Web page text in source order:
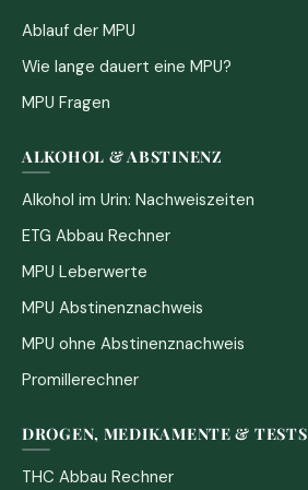
Ablauf der MPU
Wie lange dauert eine MPU?
MPU Fragen
ALKOHOL & ABSTINENZ
Alkohol im Urin: Nachweiszeiten
ETG Abbau Rechner
MPU Leberwerte
MPU Abstinenznachweis
MPU ohne Abstinenznachweis
Promillerechner
DROGEN, MEDIKAMENTE & TESTS
THC Abbau Rechner